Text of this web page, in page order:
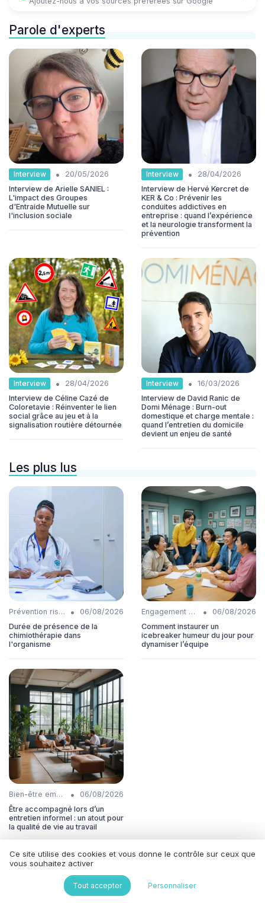
Parole d'experts
Interview •
20/05/2026
Interview de Arielle SANIEL :
L'impact des Groupes
d'Entraide Mutuelle sur
l'inclusion sociale
Interview •
28/04/2026
Interview de Hervé Kercret de
KER & Co : Prévenir les
conduites addictives en
entreprise : quand l’expérience
et la neurologie transforment la
prévention
Interview •
28/04/2026
Interview de Céline Cazé de
Coloretavie : Réinventer le lien
social grâce au jeu et à la
signalisation routière détournée
Interview •
16/03/2026
Interview de David Ranic de
Domi Ménage : Burn-out
domestique et charge mentale :
quand l’entretien du domicile
devient un enjeu de santé
Les plus lus
Prévention risques •
06/08/2026
Durée de présence de la
chimiothérapie dans
l'organisme
Engagement collaborateurs •
06/08/2026
Comment instaurer un
icebreaker humeur du jour pour
dynamiser l’équipe
Bien-être employés •
06/08/2026
Être accompagné lors d’un
entretien informel : un atout pour
la qualité de vie au travail
À lire aussi
Ce site utilise des cookies et vous donne le contrôle sur ceux que
vous souhaitez activer
Tout accepter Personnaliser